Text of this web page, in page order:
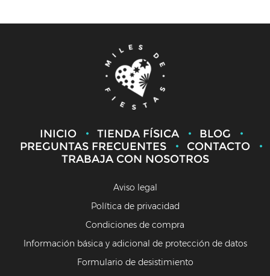
INICIO TIENDA FÍSICA
BLOG
PREGUNTAS FRECUENTES
CONTACTO
TRABAJA CON NOSOTROS
Aviso legal
Política de privacidad
Condiciones de compra
Información básica y adicional de protección de datos
Formulario de desistimiento